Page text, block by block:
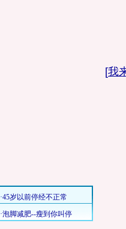
[我